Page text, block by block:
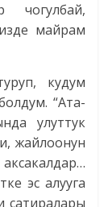
чогулбай,
майрам
кудум
“Ата-
улуттук
жайлоонун
эс алууга
сатиралары